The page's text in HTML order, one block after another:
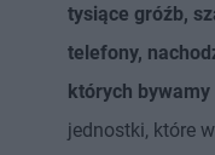
tysiące gróźb,
telefony,
których bywamy
jednostki, które